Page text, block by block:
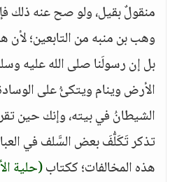
منقولٌ بقيل، ولو صح عنه ذلك
وهب بن منبه من التابعين؛ لأن
بل إن رسولَنا صلى الله عليه
الأرض وينام ويتكئُ على
الشيطانُ في بيته، وإنك حين
تذكر تَكَلُّفَ بعض السَّلف في
هذه المخالفات؛ ككتاب(حلية